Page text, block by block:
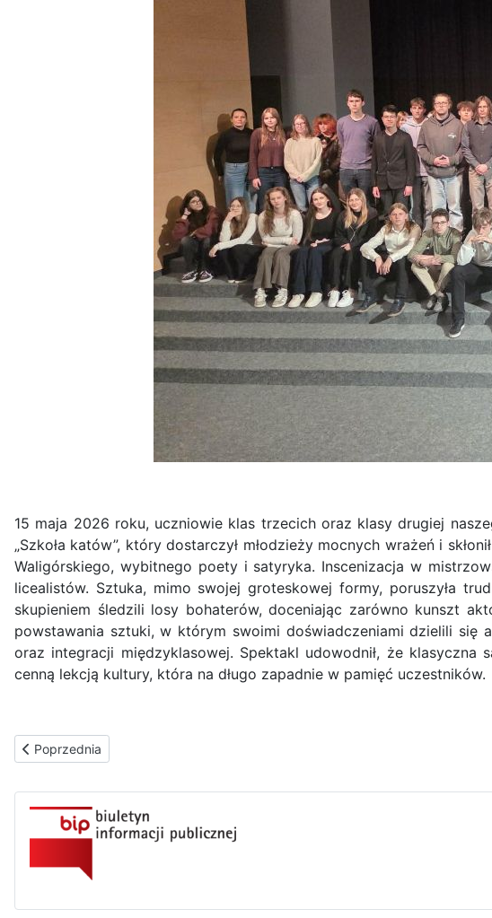
​15 maja 2026 roku, uczniowie klas trzecich oraz klasy drugiej
„Szkoła katów”, który dostarczył młodzieży mocnych wrażeń i
Waligórskiego, wybitnego poety i satyryka. Inscenizacja w
licealistów. Sztuka, mimo swojej groteskowej formy, poruszyła
skupieniem śledzili losy bohaterów, doceniając zarówno kunszt
powstawania sztuki, w którym swoimi doświadczeniami dzielili się
oraz integracji międzyklasowej. Spektakl udowodnił, że
cenną lekcją kultury, która na długo zapadnie w pamięć uczestników.
Poprzednia strona: Strzelnica
Poprzednia